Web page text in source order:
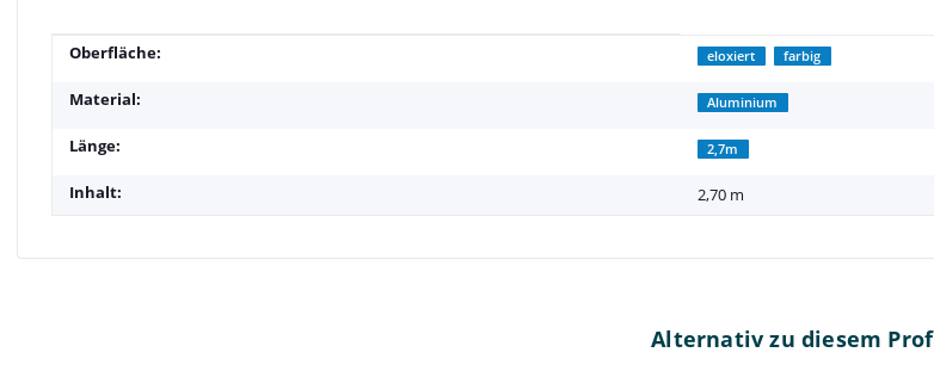
Produkteigenschaft
Wert
Oberfläche: eloxiert farbig
Material: Aluminium
Länge: 2,7m
Inhalt: 2,70 m
Alternativ zu diesem